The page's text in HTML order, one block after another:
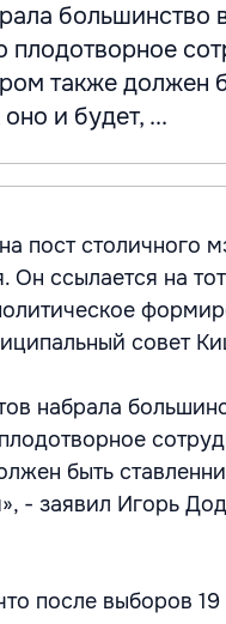
большинство
также должен
и будет, ...
пост столичного
Он ссылается на
совет
набрала
быть
- заявил Игорь
после выборов